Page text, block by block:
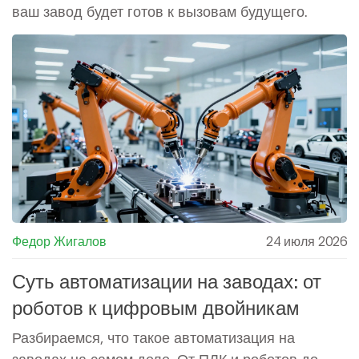
ваш завод будет готов к вызовам будущего.
Федор Жигалов 24 июля 2026
Суть автоматизации на заводах: от
роботов к цифровым двойникам
Разбираемся, что такое автоматизация на